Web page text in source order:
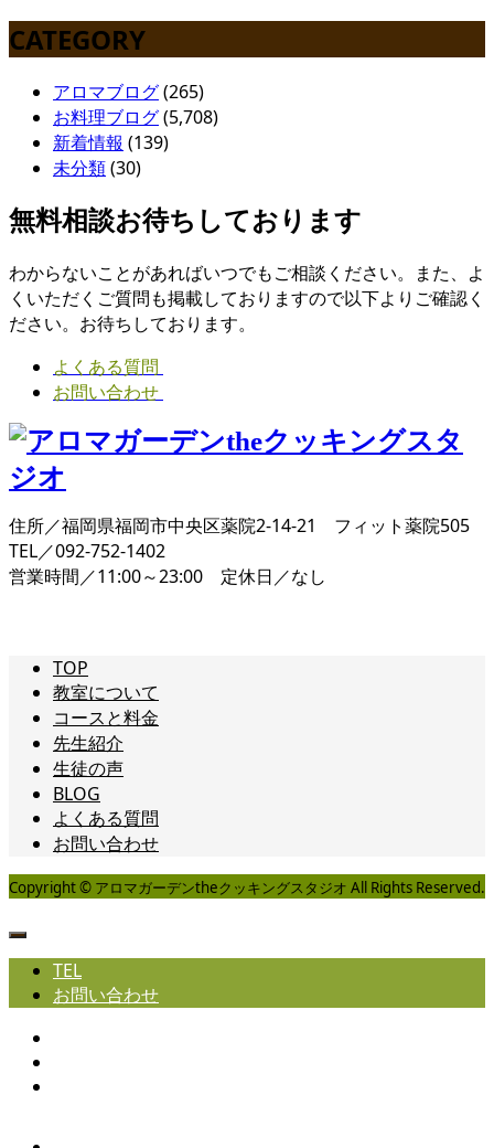
CATEGORY
アロマブログ(265)
お料理ブログ(5,708)
新着情報 (139)
未分類(30)
無料相談お待ちしております
わからないことがあればいつでもご相談ください。また、よ
くいただくご質問も掲載しておりますので以下よりご確認く
ださい。お待ちしております。
よくある質問
お問い合わせ
住所／福岡県福岡市中央区薬院2-14-21 フィット薬院505
TEL／092-752-1402
営業時間／11:00～23:00 定休日／なし
TOP
教室について
コースと料金
先生紹介
生徒の声
BLOG
よくある質問
お問い合わせ
Copyright © アロマガーデンtheクッキングスタジオ All Rights Reserved.
TEL
お問い合わせ